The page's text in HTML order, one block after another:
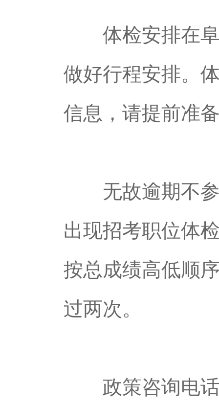
体检安排在阜
做好行程安排。
信息，请提前准
无故逾期不参
出现招考职位体
按总成绩高低顺
过两次。
政策咨询电话